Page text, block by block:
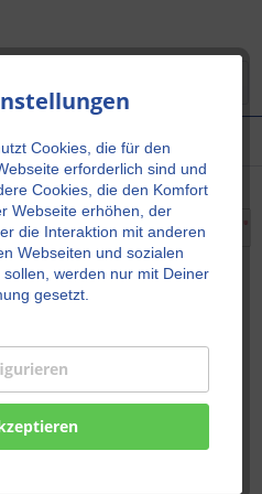
Cookies, die für den
erforderlich sind und
Cookies, die den Komfort
Webseite erhöhen, der
die Interaktion mit anderen
Webseiten und sozialen
werden nur mit Deiner
gesetzt.